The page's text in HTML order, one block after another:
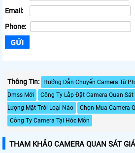
Email:
Phone:
Thông Tin:
Hướng Dẫn Chuyển Camera Từ
Dmss Mới
Công Ty Lắp Đặt Camera Quan Sát
Lượng Mặt Trời Loại Nào
Chọn Mua Camera
Công Ty Camera Tại Hóc Môn
THAM KHẢO CAMERA QUAN SÁT